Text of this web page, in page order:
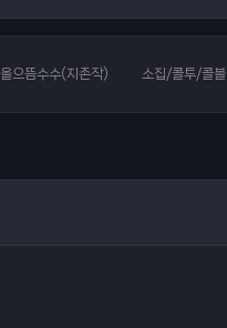
올으뜸수수(지존작) 소집/콜투/콜블